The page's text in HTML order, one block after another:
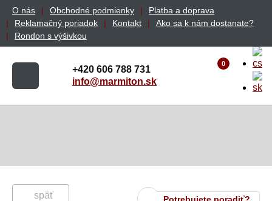
O nás Obchodné podmienky
Platba a doprava
Reklamačný poriadok
Kontakt
Ako sa k nám dostanate?
Rondon s výšivkou
+420 606 788 731
info@marmiton.sk
0
Potrebujete poradiť?
späť